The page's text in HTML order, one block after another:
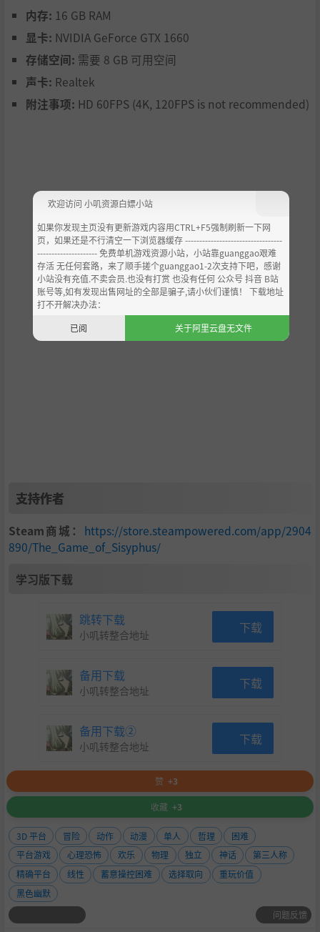
内存: 16 GB RAM
显卡: NVIDIA GeForce GTX 1660
存储空间: 需要 8 GB 可用空间
声卡: Realtek
附注事项: HD 60FPS (4K, 120FPS is not recommended)
支持作者
Steam商城： https://store.steampowered.com/app/2904
890/The_Game_of_Sisyphus/
学习版下载
跳转下载
小叽转整合地址 下载
备用下载
小叽转整合地址 下载
备用下载②
小叽转整合地址 下载
赞 +3
收藏 +3
3D 平台 冒险 动作 动漫 单人 哲理
困难
平台游戏
心理恐怖 欢乐 物理 独立 神话
第三人称
精确平台
线性 蓄意操控困难 选择取向
重玩价值
黑色幽默
问题反馈
欢迎访问 小叽资源白嫖小站
如果你发现主页没有更新游戏内容用CTRL+F5强制刷新一下网
页，如果还是不行清空一下浏览器缓存 ----------------------------------
--------------------- 免费单机游戏资源小站，小站靠guanggao艰难
存活 无任何套路，来了顺手搓个guanggao1-2次支持下吧，感谢
小站没有充值.不卖会员.也没有打赏 也没有任何 公众号 抖音 B站
账号等,如有发现出售网址的全部是骗子,请小伙们谨慎！ 下载地址
打不开解决办法：
已阅
关于阿里云盘无文件